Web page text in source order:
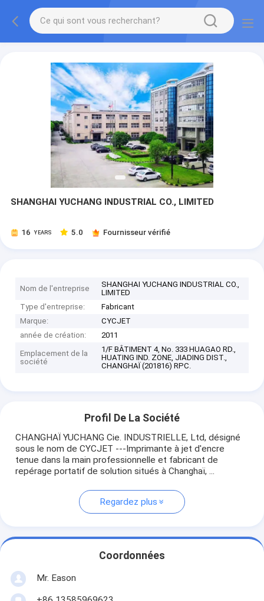
SHANGHAI YUCHANG INDUSTRIAL CO., LIMITED
16 YEARS 5.0 Fournisseur vérifié
Nom de l'entreprise
SHANGHAI YUCHANG INDUSTRIAL CO.,
LIMITED
Type d'entreprise:
Fabricant
Marque:
CYCJET
année de création:
2011
Emplacement de la
société
1/F BÂTIMENT 4, No. 333 HUAGAO RD.,
HUATING IND. ZONE, JIADING DIST.,
CHANGHAÏ (201816) RPC.
Profil De La Société
CHANGHAÏ YUCHANG Cie. INDUSTRIELLE, Ltd, désigné
sous le nom de CYCJET ---Imprimante à jet d'encre
tenue dans la main professionnelle et fabricant de
repérage portatif de solution situés à Changhaï, ...
Regardez plus
Coordonnées
Mr. Eason